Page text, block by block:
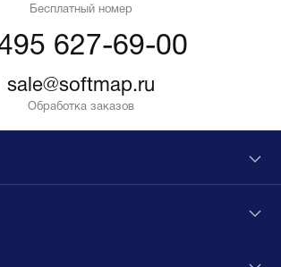
Бесплатный номер
627-69-00
sale@softmap.ru
Обработка заказов